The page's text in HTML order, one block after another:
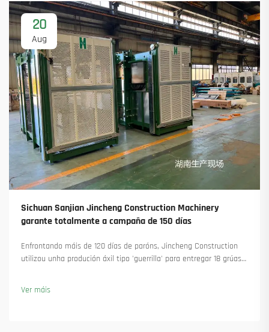
20
Aug
Sichuan Sanjian Jincheng Construction Machinery
garante totalmente a campaña de 150 días
Enfrontando máis de 120 días de paróns, Jincheng Construction
utilizou unha produción áxil tipo 'guerrilla' para entregar 18 grúas
manteu a produción en marcha. Saiba máis.
Ver máis